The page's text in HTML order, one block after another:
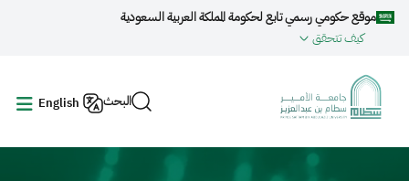
تجاوز إلى المحتوى الرئيسي
موقع حكومي رسمي تابع لحكومة المملكة العربية السعودية
كيف تتحقق
البحث English